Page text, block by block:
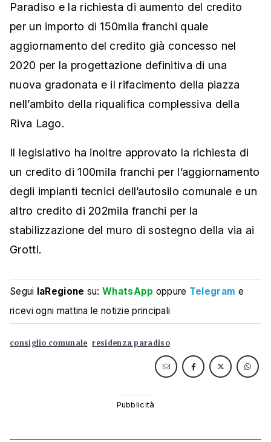
Paradiso e la richiesta di aumento del credito
per un importo di 150mila franchi quale
aggiornamento del credito già concesso nel
2020 per la progettazione definitiva di una
nuova gradonata e il rifacimento della piazza
nell’ambito della riqualifica complessiva della
Riva Lago.
Il legislativo ha inoltre approvato la richiesta di
un credito di 100mila franchi per l’aggiornamento
degli impianti tecnici dell’autosilo comunale e un
altro credito di 202mila franchi per la
stabilizzazione del muro di sostegno della via ai
Grotti.
Segui laRegione su:WhatsApp oppure Telegram e
ricevi ogni mattina le notizie principali
consiglio comunale residenza paradiso